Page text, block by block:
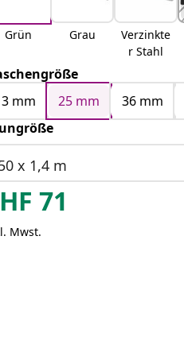
Grün Grau
Verzinkte
r Stahl
mm
25 mm 36 mm
x 1,4 m
71
Mwst.